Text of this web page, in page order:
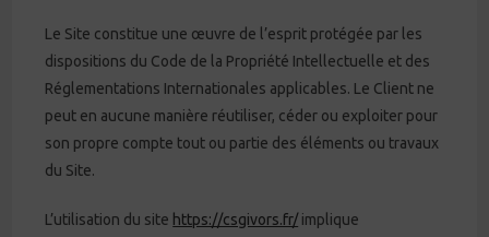
Le Site constitue une œuvre de l’esprit protégée par les
dispositions du Code de la Propriété Intellectuelle et des
Réglementations Internationales applicables. Le Client ne
peut en aucune manière réutiliser, céder ou exploiter pour
son propre compte tout ou partie des éléments ou travaux
du Site.
L’utilisation du site https://csgivors.fr/implique